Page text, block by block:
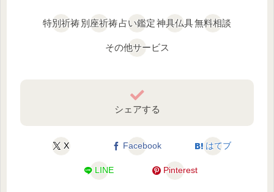
特別祈祷別座祈祷占い鑑定神具仏具無料相談
その他サービス
シェアする
X Facebook はてブ
LINE Pinterest